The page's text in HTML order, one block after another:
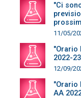
"Ci
11/05/
"Orario
2022-
12/09/
"Orario
AA